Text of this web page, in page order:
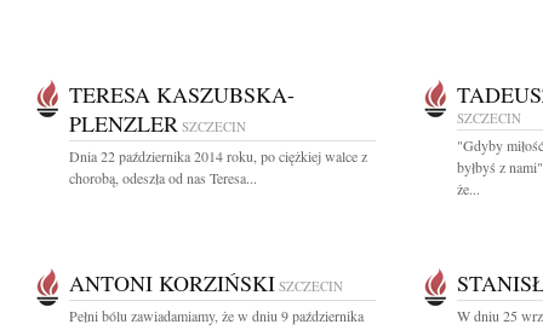
TERESA KASZUBSKA-
PLENZLER SZCZECIN
Dnia 22 października 2014 roku, po ciężkiej walce z
chorobą, odeszła od nas Teresa...
SZCZECIN
"Gdyby
byłbyś z
że...
ANTONI KORZIŃSKI SZCZECIN
Pełni bólu zawiadamiamy, że w dniu 9 października
W dniu 25